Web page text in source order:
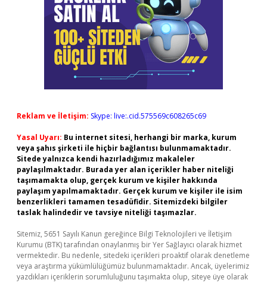
Reklam ve İletişim: Skype: live:.cid.575569c608265c69
Yasal Uyarı: Bu internet sitesi, herhangi bir marka, kurum
veya şahıs şirketi ile hiçbir bağlantısı bulunmamaktadır.
Sitede yalnızca kendi hazırladığımız makaleler
paylaşılmaktadır. Burada yer alan içerikler haber niteliği
taşımamakta olup, gerçek kurum ve kişiler hakkında
paylaşım yapılmamaktadır. Gerçek kurum ve kişiler ile isim
benzerlikleri tamamen tesadüfidir. Sitemizdeki bilgiler
taslak halindedir ve tavsiye niteliği taşımazlar.
Sitemiz, 5651 Sayılı Kanun gereğince Bilgi Teknolojileri ve İletişim
Kurumu (BTK) tarafından onaylanmış bir Yer Sağlayıcı olarak hizmet
vermektedir. Bu nedenle, sitedeki içerikleri proaktif olarak denetleme
veya araştırma yükümlülüğümüz bulunmamaktadır. Ancak, üyelerimiz
yazdıkları içeriklerin sorumluluğunu taşımakta olup, siteye üye olarak